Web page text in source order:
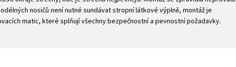
nosičů není nutné sundávat stropní látkové výplně, montáž je
matic, které splňují všechny bezpečnostní a pevnostní požadavky.